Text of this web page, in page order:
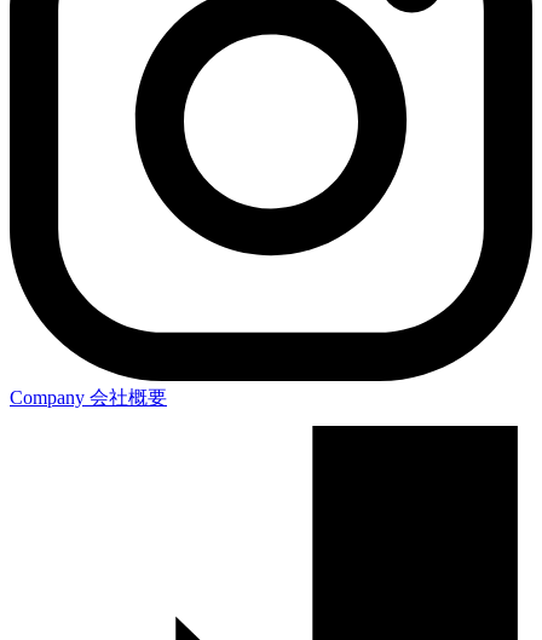
Company 会社概要